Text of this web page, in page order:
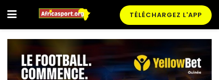
TÉLÉCHARGEZ L'APP